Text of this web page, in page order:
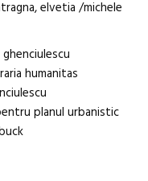
elvetia /michele
humanitas
planul urbanistic